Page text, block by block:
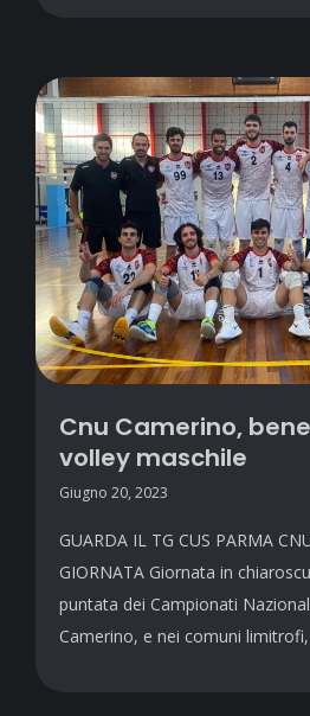
Cnu Camerino,
volley maschile
Giugno 20, 2023
GUARDA IL TG CUS PARMA
GIORNATA Giornata in
puntata dei Campionati
Camerino, e nei comuni